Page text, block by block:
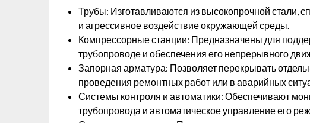
Трубы: Изготавливаются из высокопрочной стали,
и агрессивное воздействие окружающей среды.
Компрессорные станции: Предназначены для
трубопроводе и обеспечения его непрерывного
Запорная арматура: Позволяет перекрывать
проведения ремонтных работ или в аварийных
Системы контроля и автоматики: Обеспечивают
трубопровода и автоматическое управление его